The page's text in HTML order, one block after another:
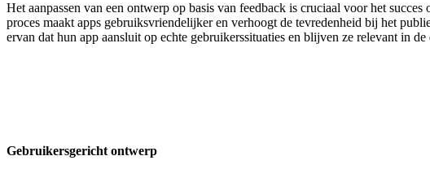
Het aanpassen van een ontwerp op basis van feedback is cruciaal voor het
proces maakt apps gebruiksvriendelijker en verhoogt de tevredenheid bij het
ervan dat hun app aansluit op echte gebruikerssituaties en blijven ze relevant in
Gebruikersgericht ontwerp